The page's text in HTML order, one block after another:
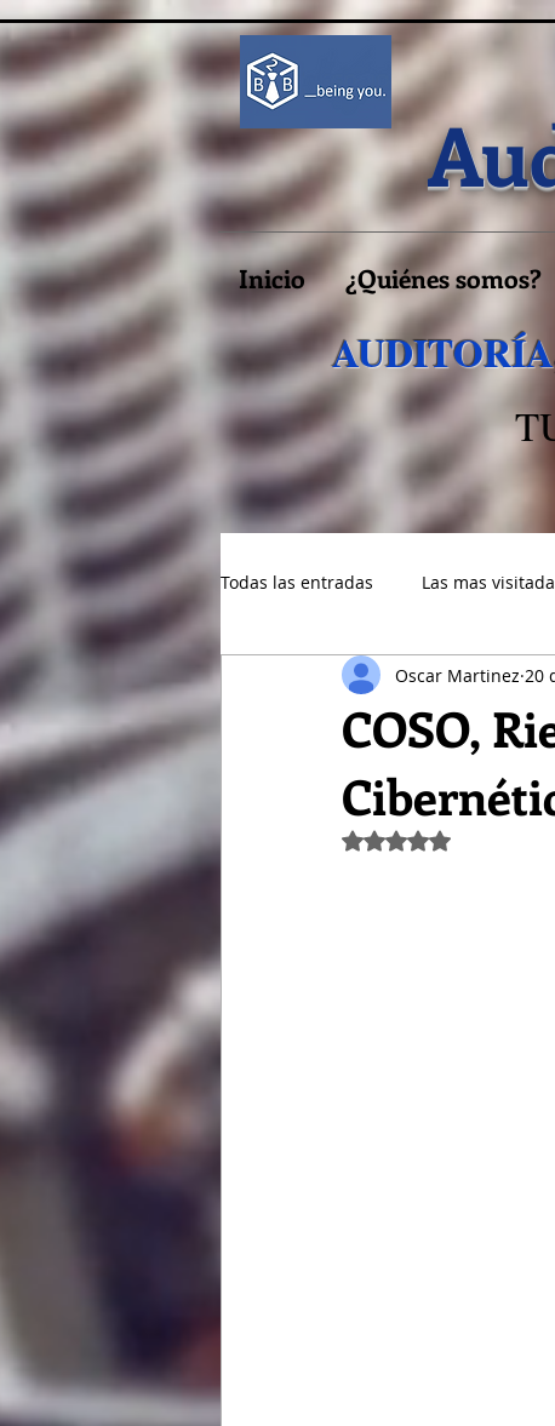
Inicio ¿Quiénes somos?
AUDITORÍA,
Todas las entradas Las mas
Financiero Patrimonio
COSO,
Oscar Martinez 20
Obtuvo NaN de 5